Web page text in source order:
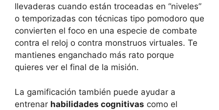
llevaderas cuando están troceadas en “niveles”
o temporizadas con técnicas tipo pomodoro que
convierten el foco en una especie de combate
contra el reloj o contra monstruos virtuales. Te
mantienes enganchado más rato porque
quieres ver el final de la misión.
La gamificación también puede ayudar a
entrenar habilidades cognitivas como el